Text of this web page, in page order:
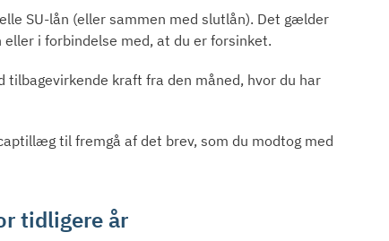
SU-lån (eller sammen med slutlån). Det gælder
i forbindelse med, at du er forsinket.
kraft fra den måned, hvor du har
til fremgå af det brev, som du modtog med
tidligere år